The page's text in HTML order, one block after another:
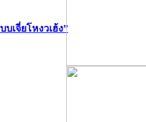
เจี่ยโหงวเฮ้ง”